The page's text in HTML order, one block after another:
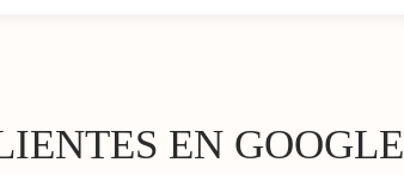
EN GOOGLE